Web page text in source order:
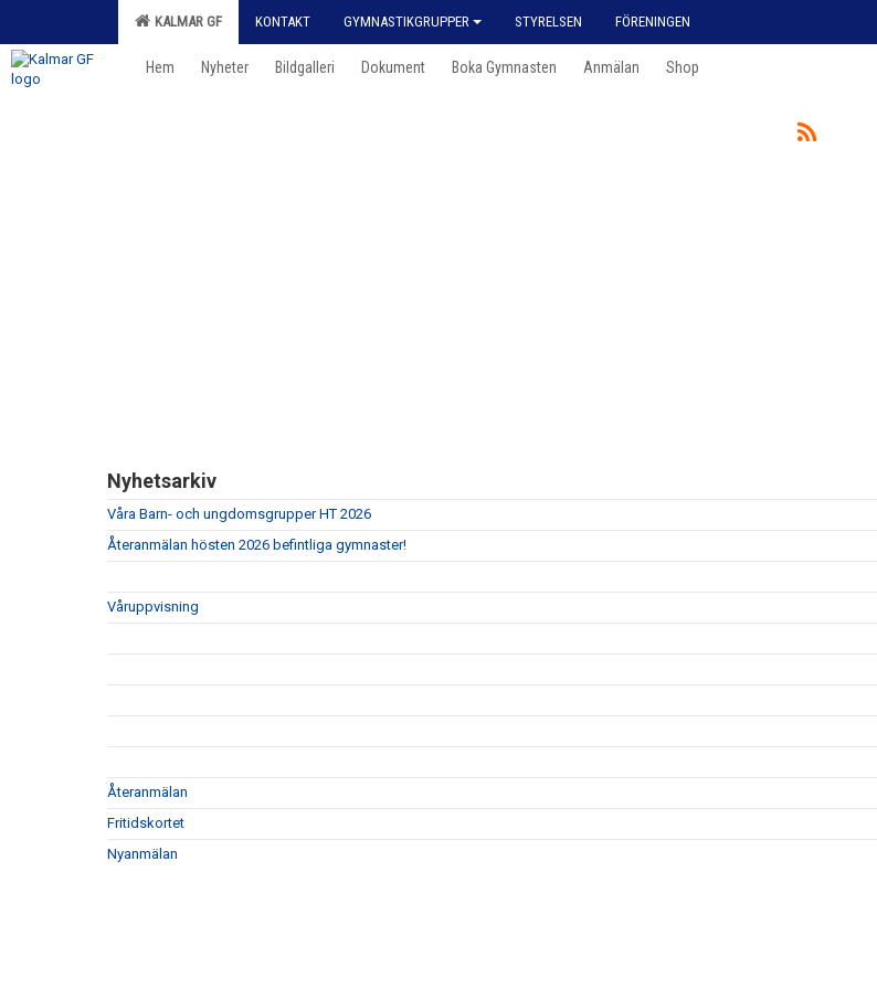
KALMAR GF KONTAKT GYMNASTIKGRUPPER STYRELSEN FÖRENINGEN
Hem Nyheter Bildgalleri Dokument Boka Gymnasten Anmälan Shop
Nyhetsarkiv
Våra Barn- och ungdomsgrupper HT 2026
Återanmälan hösten 2026 befintliga gymnaster!
Våruppvisning
Återanmälan
Fritidskortet
Nyanmälan